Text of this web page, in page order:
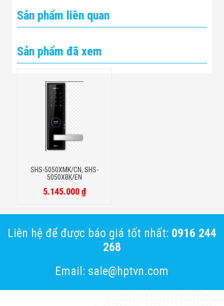
Sản phẩm liên quan
Sản phẩm đã xem
SHS-5050XMK/CN, SHS-
5050XBK/EN
5.145.000 ₫
Liên hệ để được báo giá tốt nhất: 0916 244
268
Email: sale@hptvn.com